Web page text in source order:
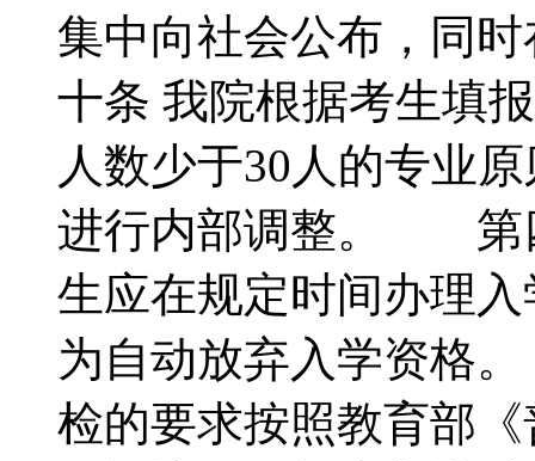
集中向社会公布，同
十条 我院根据考生填
人数少于30人的专业
进行内部调整。
生应在规定时间办理
为自动放弃入学资格
检的要求按照教育部